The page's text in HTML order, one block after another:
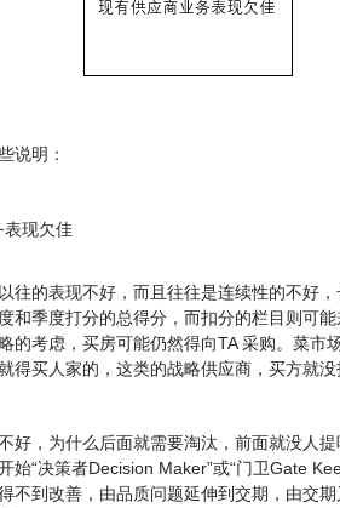
说明：
表现欠佳
往的表现不好，而且往往是连续性的不好
和季度打分的总得分，而扣分的栏目则可
的考虑，买房可能仍然得向TA 采购。菜
得买人家的，这类的战略供应商，买方就没
好，为什么后面就需要淘汰，前面就没人
始“决策者Decision Maker”或“门卫Gate
不到改善，由品质问题延伸到交期，由交